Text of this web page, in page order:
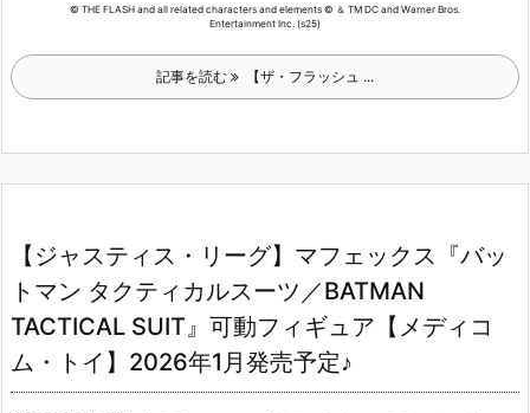
© THE FLASH and all related characters and elements © ＆ TM DC and Warner Bros.
Entertainment Inc. (s25)
記事を読む 【ザ・フラッシュ ...
【ジャスティス・リーグ】マフェックス『バッ
トマン タクティカルスーツ／BATMAN
TACTICAL SUIT』可動フィギュア【メディコ
ム・トイ】2026年1月発売予定♪